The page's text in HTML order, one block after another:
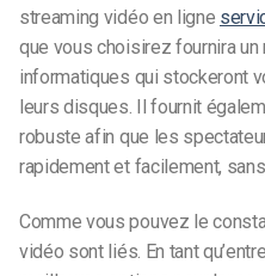
streaming vidéo en ligne
que vous choisirez fournira
informatiques qui stockeront
leurs disques. Il fournit
robuste afin que les
rapidement et facilement,
Comme vous pouvez le
vidéo sont liés. En tant